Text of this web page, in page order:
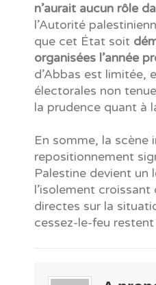
n’aurait aucun rôle
l’Autorité
que cet État soit
organisées l’année
d’Abbas est limitée,
électorales non
la prudence quant à
En somme, la scène
repositionnement
Palestine devient un
l’isolement croissant
directes sur la
cessez-le-feu